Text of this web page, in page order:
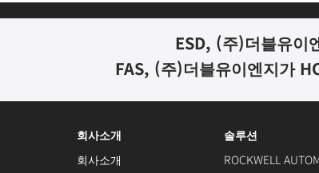
ESD, (주)더블유이
FAS, (주)더블유이엔지가
회사소개
회사소개
솔루션
ROCKWELL